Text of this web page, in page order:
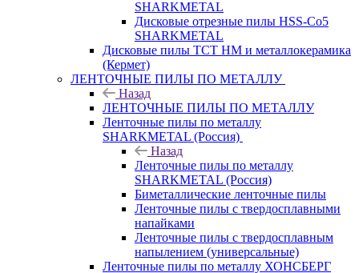
SHARKMETAL
Дисковые отрезные пилы HSS-Co5
SHARKMETAL
Дисковые пилы ТСТ НМ и металлокерамика
(Кермет)
ЛЕНТОЧНЫЕ ПИЛЫ ПО МЕТАЛЛУ
Назад
ЛЕНТОЧНЫЕ ПИЛЫ ПО МЕТАЛЛУ
Ленточные пилы по металлу
SHARKMETAL (Россия)
Назад
Ленточные пилы по металлу
SHARKMETAL (Россия)
Биметаллические ленточные пилы
Ленточные пилы с твердосплавными
напайками
Ленточные пилы с твердосплавным
напылением (универсальные)
Ленточные пилы по металлу ХОНСБЕРГ